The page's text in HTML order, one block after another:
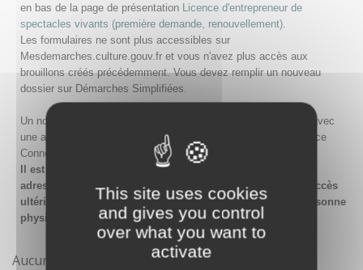
This site uses cookies
and gives you control
over what you want to
activate
en bas de la page de présentation Licence d'entrepreneur de
spectacles vivants (première demande, renouvellement).
Les formulaires ne sont plus accessibles sur
Mesdemarches.culture.gouv.fr et vous n'avez plus accès aux
brouillons créés précédemment. Vous devez remplir un nouveau
dossier sur Démarches Simplifiées.
Un nouveau compte doit être créé sur Démarches Simplifiées avec
une adresse email et un mot de passe, ou en passant par France
Connect.
Il est conseillé lors de la création du compte de saisir une
adresse email générique de l'organisme afin de garantir l'accès
ultérieur au compte même en cas de changement de la personne
physique gestionnaire.
Aucune démarche pour le moment